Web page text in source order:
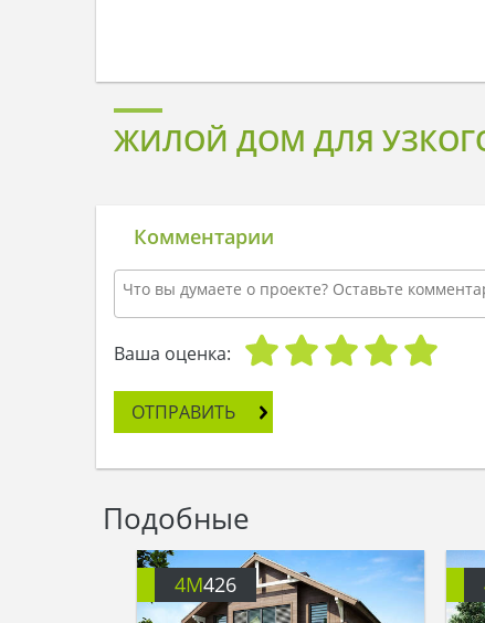
ЖИЛОЙ ДОМ ДЛЯ УЗКОГО
Комментарии
Ваша оценка:
ОТПРАВИТЬ
Подобные
4M426